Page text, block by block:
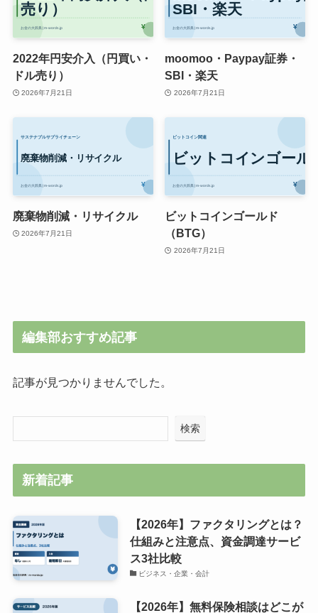
2022年円安介入（円買い・
ドル売り）
2026年7月21日
moomoo・Paypay証券・
SBI・楽天
2026年7月21日
廃棄物削減・リサイクル
2026年7月21日
ビットコインゴールド
（BTG）
2026年7月21日
編集部おすすめ記事
記事が見つかりませんでした。
検索
新着記事
【2026年】ファクタリングとは？
仕組みと注意点、資金調達サービ
ス3社比較
ビジネス・企業・会計
【2026年】無料保険相談はどこが